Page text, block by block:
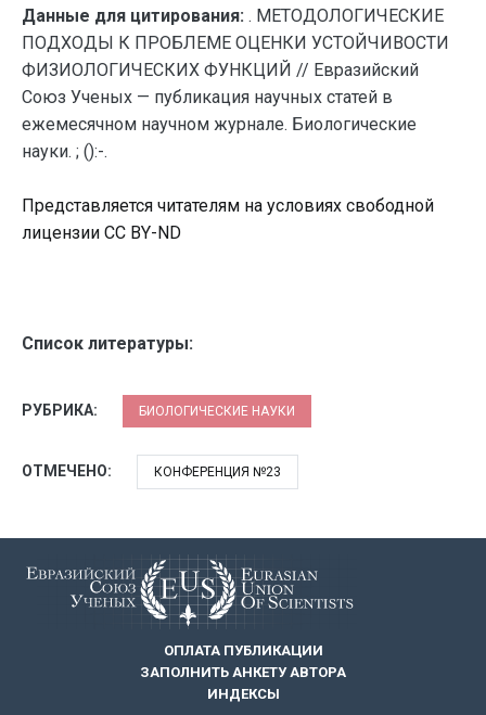
Данные для цитирования: . МЕТОДОЛОГИЧЕСКИЕ
ПОДХОДЫ К ПРОБЛЕМЕ ОЦЕНКИ УСТОЙЧИВОСТИ
ФИЗИОЛОГИЧЕСКИХ ФУНКЦИЙ // Евразийский
Союз Ученых — публикация научных статей в
ежемесячном научном журнале. Биологические
науки. ; ():-.
Представляется читателям на условиях свободной
лицензии CC BY-ND
Список литературы:
РУБРИКА: БИОЛОГИЧЕСКИЕ НАУКИ
ОТМЕЧЕНО: КОНФЕРЕНЦИЯ №23
ОПЛАТА ПУБЛИКАЦИИ
ЗАПОЛНИТЬ АНКЕТУ АВТОРА
ИНДЕКСЫ